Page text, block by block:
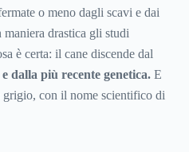
o meno dagli scavi e dai
drastica gli studi
è certa: il cane discende dal
dalla più recente genetica. E
grigio, con il nome scientifico di